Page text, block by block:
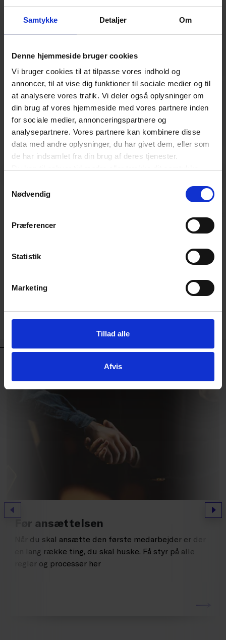
Samtykke Detaljer Om
Denne hjemmeside bruger cookies
Vi bruger cookies til at tilpasse vores indhold og
annoncer, til at vise dig funktioner til sociale medier og til
at analysere vores trafik. Vi deler også oplysninger om
din brug af vores hjemmeside med vores partnere inden
for sociale medier, annonceringspartnere og
analysepartnere. Vores partnere kan kombinere disse
data med andre oplysninger, du har givet dem, eller som
de har indsamlet fra din brug af deres tjenester.
hjørne på websitet.
Nødvendig
Præferencer
Statistik
Marketing
Tillad alle
Afvis
Forrige
APV og planlægning af arbejdstiden i
I
EFTER ANSÆTTELSEN
Forrige
Før ansættelsen
Når du skal ansætte den første medarbejder er der
en lang række ting, du skal huske. Få styr på alle
regler og processer her